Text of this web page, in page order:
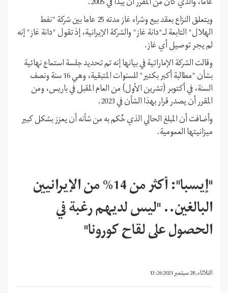
ويتعلق النزاع بعقد بيع وشراء غاز مدته 25 عاما بين شركة "نفط
الهلال" التابعة لـ"دانة غاز" والشركة الإيرانية، إذ تقول "دانة غاز" إنه
لم يجر توصيل أي غاز.
وقالت الشركة الإماراتية في بيانها إنه تم تحديد جلسة استماع نهائية
بشأن "مطالبة أكبر بكثير" للسنوات المتبقية، وهي 16 سنة ونصف
السنة، في أكتوبر (تشرين الأول) من العام المقبل في باريس، ومن
المقرر أن يصدر قرار بهذا الشأن في 2023.
وأضافت أن المبلغ الحالي الذي حُكم به من شأنه أن يعزز بشكل كبير
ميزانيتها العمومية.
"إيسبا": أكثر من 14% من الإيرانيين
البالغين.. "ليس لديهم رغبة في
الحصول على لقاح كورونا"
الثلاثاء, 28 سبتمبر 2021 13:26